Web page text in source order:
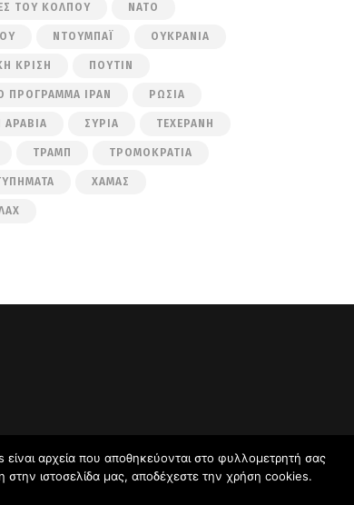
ΤΟΥ ΚΌΛΠΟΥ ΝΑΤΟ
ΝΤΟΥΜΠΆΙ ΟΥΚΡΑΝΊΑ
ΚΡΊΣΗ ΠΟΎΤΙΝ
ΠΡΌΓΡΑΜΜΑ ΙΡΆΝ ΡΩΣΊΑ
ΑΡΑΒΊΑ ΣΥΡΊΑ ΤΕΧΕΡΆΝΗ
ΤΡΑΜΠ ΤΡΟΜΟΚΡΑΤΊΑ
ΧΑΜΆΣ
αρχεία που αποθηκεύονται στο φυλλομετρητή σας
στην ιστοσελίδα μας, αποδέχεστε την χρήση cookies.